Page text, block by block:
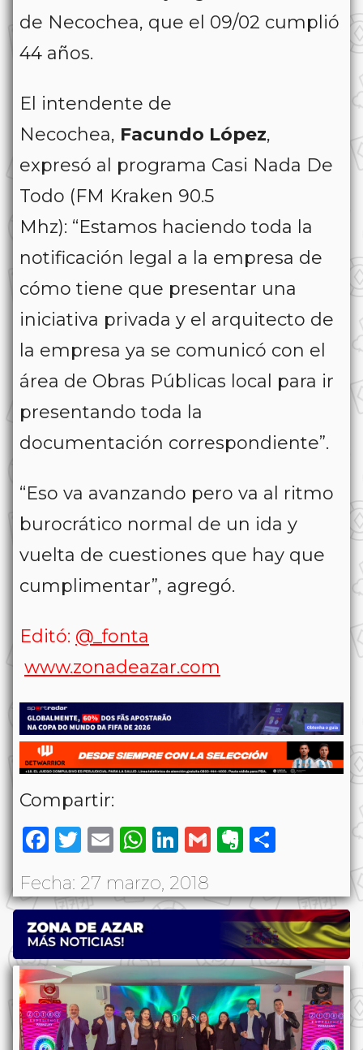
de Necochea, que el 09/02 cumplió
44 años.
El intendente de
Necochea, Facundo López,
expresó al programa Casi Nada De
Todo (FM Kraken 90.5
Mhz): “Estamos haciendo toda la
notificación legal a la empresa de
cómo tiene que presentar una
iniciativa privada y el arquitecto de
la empresa ya se comunicó con el
área de Obras Públicas local para ir
presentando toda la
documentación correspondiente”.
“Eso va avanzando pero va al ritmo
burocrático normal de un ida y
vuelta de cuestiones que hay que
cumplimentar”, agregó.
Editó: @_fonta
www.zonadeazar.com
Compartir:
Facebook
Twitter
EmailWhatsApp
LinkedIn
GmailEvernote
Fecha: 27 marzo, 2018